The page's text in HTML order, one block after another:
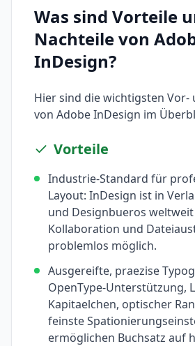
Was sind Vorteile
Nachteile von
InDesign?
Hier sind die wichtigsten Vor-
von Adobe InDesign im
Vorteile
Industrie-Standard für
Layout: InDesign ist in
und Designbueros
Kollaboration und
problemlos möglich.
Ausgereifte, praezise
OpenType-Unterstützung,
Kapitaelchen, optischer
feinste
ermöglichen Buchsatz auf